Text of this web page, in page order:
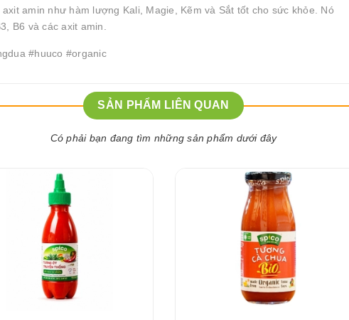
amin như hàm lượng Kali, Magie, Kẽm và Sắt tốt cho sức khỏe. Nó
B6 và các axit amin.
#huuco #organic
SẢN PHẨM LIÊN QUAN
Có phải bạn đang tìm những sản phẩm dưới đây